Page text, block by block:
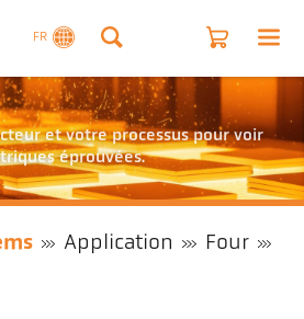
FR
et votre processus pour voir
éprouvées.
Application
Four